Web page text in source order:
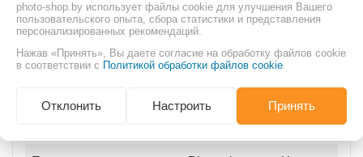
21-53
Гарантийный срок, мес
Гарантия
Есть
photo-shop.by использует файлы cookie для улучшения Вашего
пользовательского опыта, сбора статистики и представления
персонализированных рекомендаций.
Нажав «Принять», Вы даете согласие на обработку файлов cookie
в соответствии с Политикой обработки файлов cookie.
Отклонить Настроить Принять